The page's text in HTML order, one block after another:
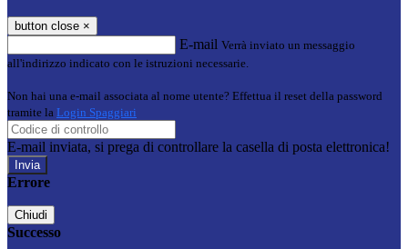
button close ×
E-mail Verrà inviato un messaggio
all'indirizzo indicato con le istruzioni necessarie.
Non hai una e-mail associata al nome utente? Effettua il reset della password
tramite la Login Spaggiari
E-mail inviata, si prega di controllare la casella di posta elettronica!
Errore
Chiudi
Successo